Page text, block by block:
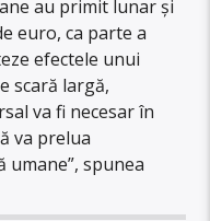
au primit lunar și
euro, ca parte a
efectele unui
scară largă,
va fi necesar în
va prelua
spunea